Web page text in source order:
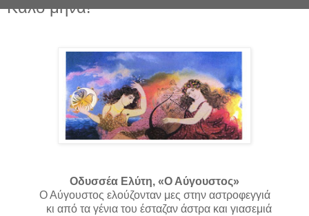
Καλό μήνα!
Οδυσσέα Ελύτη, «Ο Αύγουστος»
Ο Αύγουστος ελούζονταν μες στην αστροφεγγιά
κι από τα γένια του έσταζαν άστρα και γιασεμιά